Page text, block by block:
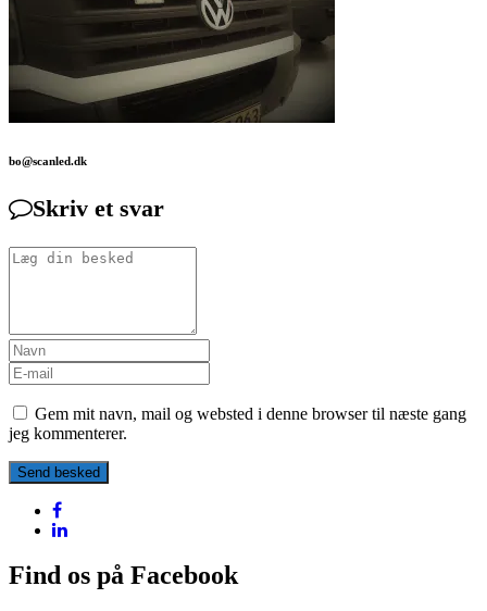
bo@scanled.dk
Skriv et svar
Gem mit navn, mail og websted i denne browser til næste gang
jeg kommenterer.
Find os på Facebook